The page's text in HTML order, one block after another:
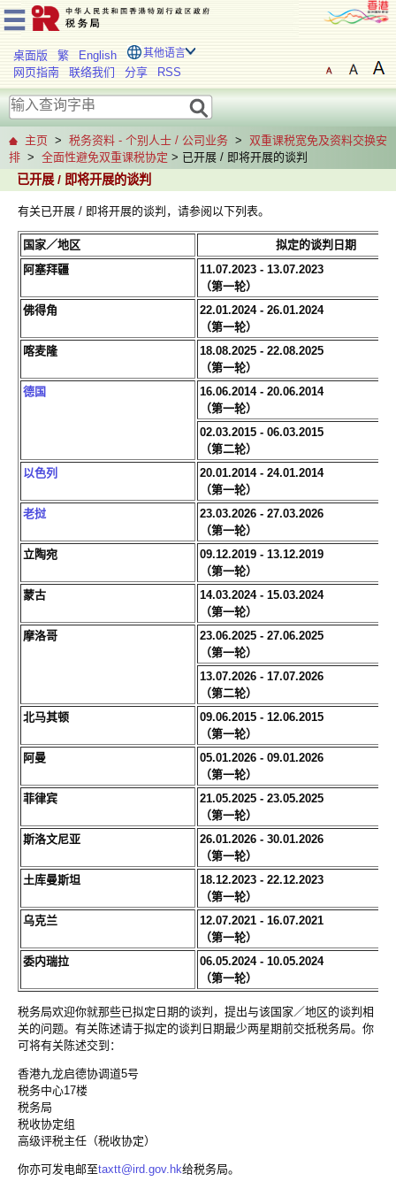
桌面版 繁 English 其他语言
网页指南 联络我们 分享 RSS
主页 > 税务资料 - 个别人士 / 公司业务 > 双重课税宽免及资料交换安
排 > 全面性避免双重课税协定 > 已开展 / 即将开展的谈判
已开展 / 即将开展的谈判
有关已开展 / 即将开展的谈判，请参阅以下列表。
国家／地区
拟定的谈判日期
阿塞拜疆
11.07.2023 - 13.07.2023
（第一轮）
佛得角
22.01.2024 - 26.01.2024
（第一轮）
喀麦隆
18.08.2025 - 22.08.2025
（第一轮）
德国
16.06.2014 - 20.06.2014
（第一轮）
02.03.2015 - 06.03.2015
（第二轮）
以色列
20.01.2014 - 24.01.2014
（第一轮）
老挝
23.03.2026 - 27.03.2026
（第一轮）
立陶宛
09.12.2019 - 13.12.2019
（第一轮）
蒙古
14.03.2024 - 15.03.2024
（第一轮）
摩洛哥
23.06.2025 - 27.06.2025
（第一轮）
13.07.2026 - 17.07.2026
（第二轮）
北马其顿
09.06.2015 - 12.06.2015
（第一轮）
阿曼
05.01.2026 - 09.01.2026
（第一轮）
菲律宾
21.05.2025 - 23.05.2025
（第一轮）
斯洛文尼亚
26.01.2026 - 30.01.2026
（第一轮）
土库曼斯坦
18.12.2023 - 22.12.2023
（第一轮）
乌克兰
12.07.2021 - 16.07.2021
（第一轮）
委内瑞拉
06.05.2024 - 10.05.2024
（第一轮）
税务局欢迎你就那些已拟定日期的谈判，提出与该国家／地区的谈判相
关的问题。有关陈述请于拟定的谈判日期最少两星期前交抵税务局。你
可将有关陈述交到：
香港九龙启德协调道5号
税务中心17楼
税务局
税收协定组
高级评税主任（税收协定）
你亦可发电邮至taxtt@ird.gov.hk给税务局。